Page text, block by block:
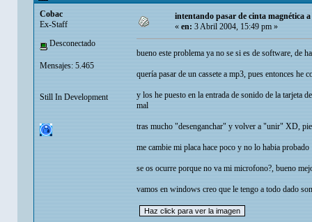
Cobac
Ex-Staff
Desconectado
Mensajes: 5.465
Still In Development
intentando pasar de cinta magnética
«en:3 Abril 2004, 15:49 pm »
bueno este problema ya no se si es de software, de
quería pasar de un cassete a mp3, pues entonces
y los he puesto en la entrada de sonido de la tarjeta
mal
tras mucho "desenganchar" y volver a "unir" XD,
me cambie mi placa hace poco y no lo habia probado
se os ocurre porque no va mi microfono?, bueno
vamos en windows creo que le tengo a todo dado